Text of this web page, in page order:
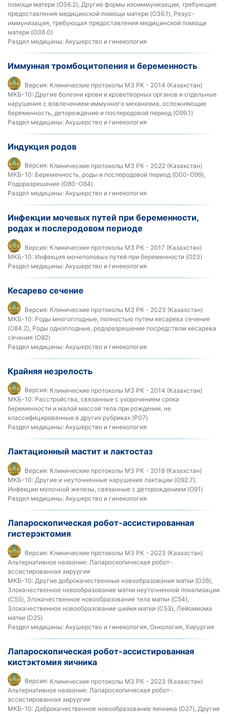
помощи матери (O36.2), Другие формы изоиммунизации, требующие
предоставления медицинской помощи матери (O36.1), Резус-
иммунизация, требующая предоставления медицинской помощи
матери (O36.0)
Раздел медицины: Акушерство и гинекология
Иммунная тромбоцитопения и беременность
Версия: Клинические протоколы МЗ РК - 2014 (Казахстан)
МКБ-10: Другие болезни крови и кроветворных органов и отдельные
нарушения с вовлечением иммунного механизма, осложняющие
беременность, деторождение и послеродовой период (O99.1)
Раздел медицины: Акушерство и гинекология
Индукция родов
Версия: Клинические протоколы МЗ РК - 2022 (Казахстан)
МКБ-10: Беременность, роды и послеродовой период (O00-O99),
Родоразрешение (O80-O84)
Раздел медицины: Акушерство и гинекология
Инфекции мочевых путей при беременности,
родах и послеродовом периоде
Версия: Клинические протоколы МЗ РК - 2017 (Казахстан)
МКБ-10: Инфекция мочеполовых путей при беременности (O23)
Раздел медицины: Акушерство и гинекология
Кесарево сечение
Версия: Клинические протоколы МЗ РК - 2023 (Казахстан)
МКБ-10: Роды многоплодные, полностью путем кесарева сечения
(O84.2), Роды одноплодные, родоразрешение посредством кесарева
сечения (O82)
Раздел медицины: Акушерство и гинекология
Крайняя незрелость
Версия: Клинические протоколы МЗ РК - 2014 (Казахстан)
МКБ-10: Расстройства, связанные с укорочением срока
беременности и малой массой тела при рождении, не
классифицированные в других рубриках (P07)
Раздел медицины: Акушерство и гинекология
Лактационный мастит и лактостаз
Версия: Клинические протоколы МЗ РК - 2018 (Казахстан)
МКБ-10: Другие и неуточненные нарушения лактации (O92.7),
Инфекции молочной железы, связанные с деторождением (O91)
Раздел медицины: Акушерство и гинекология
Лапароскопическая робот-ассистированная
гистерэктомия
Версия: Клинические протоколы МЗ РК - 2023 (Казахстан)
Альтернативное название: Лапароскопическая робот-
ассистированная хирургия
МКБ-10: Другие доброкачественные новообразования матки (D26),
Злокачественное новообразование матки неуточненной локализации
(C55), Злокачественное новообразование тела матки (C54),
Злокачественное новообразование шейки матки (C53), Лейомиома
матки (D25)
Раздел медицины: Акушерство и гинекология, Онкология, Хирургия
Лапароскопическая робот-ассистированная
кистэктомия яичника
Версия: Клинические протоколы МЗ РК - 2023 (Казахстан)
Альтернативное название: Лапароскопическая робот-
ассистированная хирургия
МКБ-10: Доброкачественное новообразование яичника (D27), Другие